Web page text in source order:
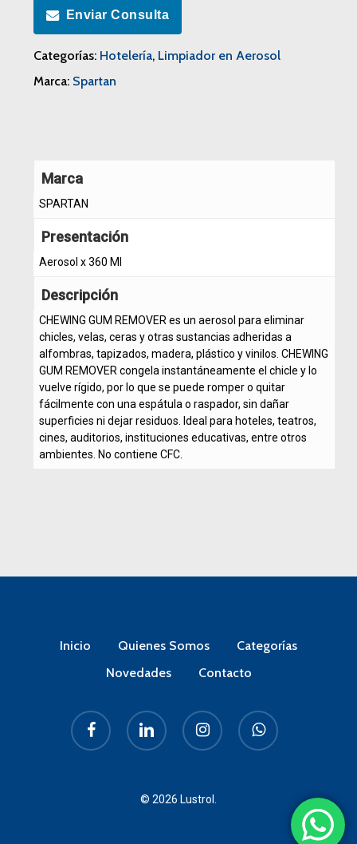
Enviar Consulta
Categorías: Hotelería, Limpiador en Aerosol
Marca: Spartan
Marca
SPARTAN
Presentación
Aerosol x 360 Ml
Descripción
CHEWING GUM REMOVER es un aerosol para eliminar
chicles, velas, ceras y otras sustancias adheridas a
alfombras, tapizados, madera, plástico y vinilos. CHEWING
GUM REMOVER congela instantáneamente el chicle y lo
vuelve rígido, por lo que se puede romper o quitar
fácilmente con una espátula o raspador, sin dañar
superficies ni dejar residuos. Ideal para hoteles, teatros,
cines, auditorios, instituciones educativas, entre otros
ambientes. No contiene CFC.
Inicio Quienes Somos
Categorías
Novedades
Contacto
facebook linkedin instagram whatsapp
© 2026 Lustrol.